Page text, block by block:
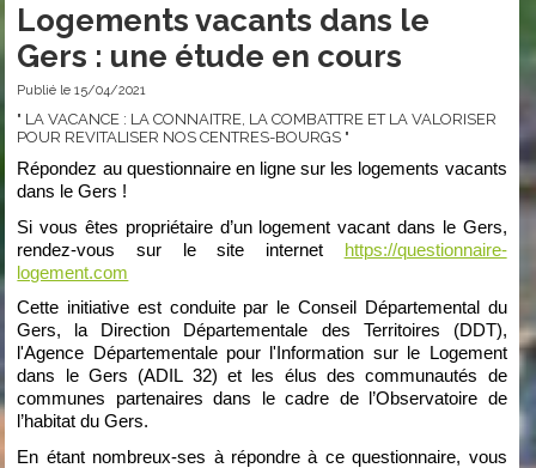
Logements vacants dans le
Gers : une étude en cours
Publié le 15/04/2021
" LA VACANCE : LA CONNAITRE, LA COMBATTRE ET LA VALORISER
POUR REVITALISER NOS CENTRES-BOURGS "
Répondez au questionnaire en ligne sur les logements vacants
dans le Gers !
Si vous êtes propriétaire d’un logement vacant dans le Gers,
rendez-vous sur le site internet https://questionnaire-
logement.com
Cette initiative est conduite par le Conseil Départemental du
Gers, la Direction Départementale des Territoires (DDT),
l'Agence Départementale pour l'Information sur le Logement
dans le Gers (ADIL 32) et les élus des communautés de
communes partenaires dans le cadre de l’Observatoire de
l’habitat du Gers.
En étant nombreux-ses à répondre à ce questionnaire, vous